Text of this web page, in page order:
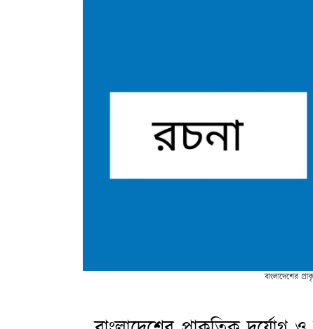
বাংলাদেশের